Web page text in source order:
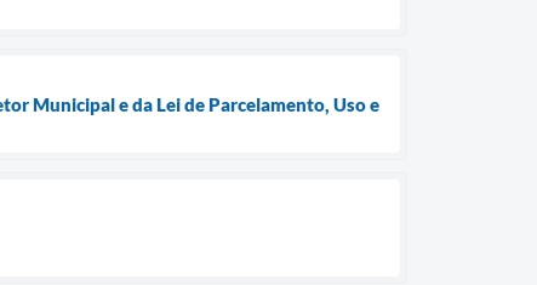
Municipal e da Lei de Parcelamento, Uso e